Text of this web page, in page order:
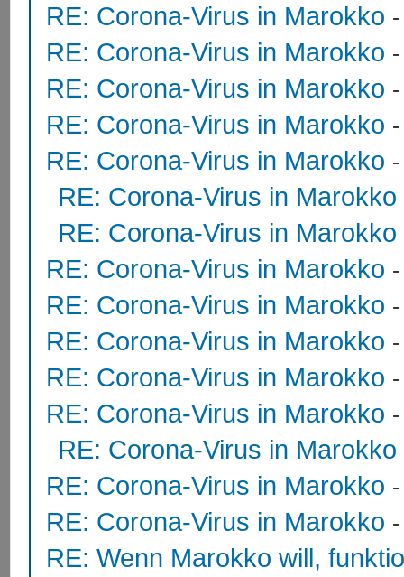
RE: Corona-Virus in Marokko
RE: Corona-Virus in Marokko
RE: Corona-Virus in Marokko
RE: Corona-Virus in Marokko
RE: Corona-Virus in Marokko
RE: Corona-Virus in Marokko
RE: Corona-Virus in Marokko
RE: Corona-Virus in Marokko
RE: Corona-Virus in Marokko
RE: Corona-Virus in Marokko
RE: Corona-Virus in Marokko
RE: Corona-Virus in Marokko
RE: Corona-Virus in Marokko
RE: Corona-Virus in Marokko
RE: Corona-Virus in Marokko
RE: Wenn Marokko will,